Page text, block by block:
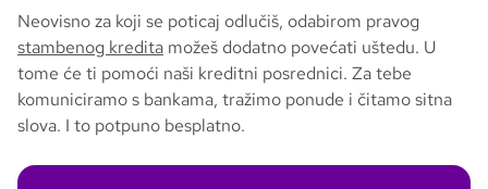
Neovisno za koji se poticaj odlučiš, odabirom pravog
stambenog kredita možeš dodatno povećati uštedu. U
tome će ti pomoći naši kreditni posrednici. Za tebe
komuniciramo s bankama, tražimo ponude i čitamo sitna
slova. I to potpuno besplatno.